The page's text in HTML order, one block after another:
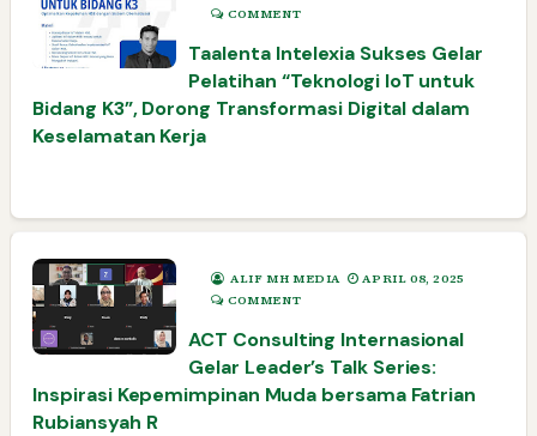
COMMENT
Taalenta Intelexia Sukses Gelar
Pelatihan “Teknologi IoT untuk
Bidang K3”, Dorong Transformasi Digital dalam
Keselamatan Kerja
ALIF MH MEDIA
APRIL 08, 2025
COMMENT
ACT Consulting Internasional
Gelar Leader’s Talk Series:
Inspirasi Kepemimpinan Muda bersama Fatrian
Rubiansyah R